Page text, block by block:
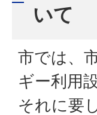
いて
市では、
ギー利用
それに要